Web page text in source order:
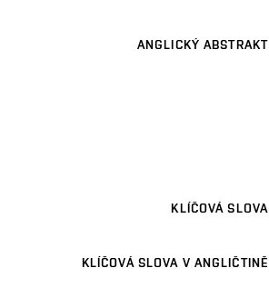
ANGLICKÝ ABSTRAKT
KLÍČOVÁ SLOVA
KLÍČOVÁ SLOVA V ANGLIČTINĚ